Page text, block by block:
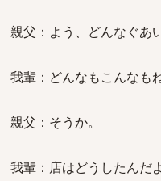
親父：よう、どんなぐあい
我輩：どんなもこんなも
親父：そうか。
我輩：店はどうしたんだ